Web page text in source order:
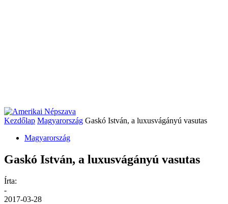
Kezdőlap Magyarország Gaskó István, a luxusvágányú vasutas
Magyarország
Gaskó István, a luxusvágányú vasutas
Írta:
-
2017-03-28